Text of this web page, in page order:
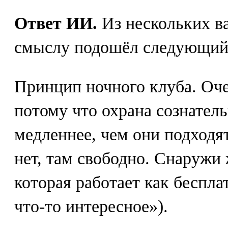
Ответ ИИ. Из нескольких
смыслу подошёл
Принцип ночного клуба.
потому что охрана
медленнее, чем они
нет, там свободно. Снаружи
которая работает как
что-то интересное»).